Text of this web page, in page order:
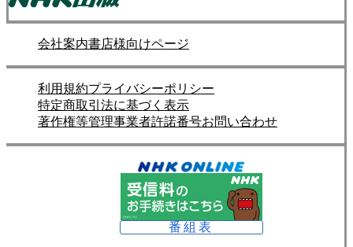
会社案内書店様向けページ
利用規約プライバシーポリシー
特定商取引法に基づく表示
著作権等管理事業者許諾番号お問い合わせ
番組表